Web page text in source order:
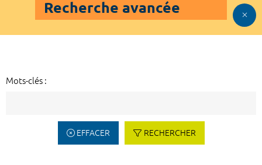
Recherche avancée
Mots-clés :
EFFACER RECHERCHER